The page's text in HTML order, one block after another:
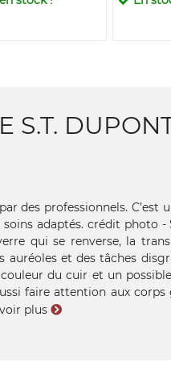
S.T.
des professionnels. C’est
adaptés. crédit photo -
qui se renverse, la
et des tâches
du cuir et un
faire attention aux corps
plus